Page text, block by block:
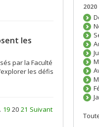
les
par la Faculté
les défis
19 20 21 Suivant
2020